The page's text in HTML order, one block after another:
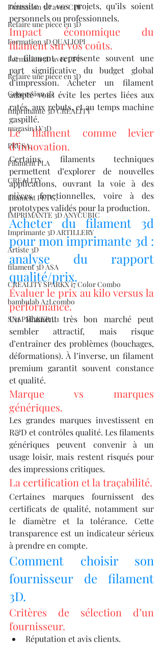
Formation 3D avec CPF
Refaire une piece en 3D
Formation 3D QUALIOPI
Formation 3D avec CPF
Refaire une pièce en 3D
Concession 3D
Imprimante 3D CREALITY
magasin LV3D
PRUSA,
Filament PLA
CREALITY
Filament PETG,
IMPRIMANTE 3D ANYCUBIC
Imprimante 3D ARTILLERY
Artiste 3D
filament 3D ASA
CREALITY SPARKX i7 Color Combo
bambulab A2Lcombo
SNAPMAKER U1
réussite de vos projets, qu’ils soient
personnels ou professionnels.
Impact économique du
filament sur vos coûts.
Le filament représente souvent une
part significative du budget global
d’impression. Acheter un filament
adapté vous évite les pertes liées aux
ratés, aux rebuts, et au temps machine
gaspillé.
Le filament comme levier
d’innovation.
Certains filaments techniques
permettent d’explorer de nouvelles
applications, ouvrant la voie à des
pièces fonctionnelles, voire à des
prototypes validés pour la production.
Acheter du filament 3d
pour mon imprimante 3d :
analyse du rapport
qualité/prix.
Évaluer le prix au kilo versus la
performance.
Un filament très bon marché peut
sembler attractif, mais risque
d’entraîner des problèmes (bouchages,
déformations). À l’inverse, un filament
premium garantit souvent constance
et qualité.
Marque vs marques
génériques.
Les grandes marques investissent en
R&D et contrôles qualité. Les filaments
génériques peuvent convenir à un
usage loisir, mais restent risqués pour
des impressions critiques.
La certification et la traçabilité.
Certaines marques fournissent des
certificats de qualité, notamment sur
le diamètre et la tolérance. Cette
transparence est un indicateur sérieux
à prendre en compte.
Comment choisir son
fournisseur de filament
3D.
Critères de sélection d’un
fournisseur.
Réputation et avis clients.